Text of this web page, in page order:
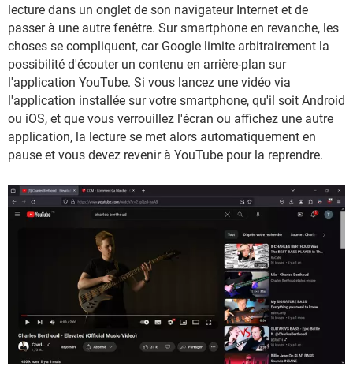
lecture dans un onglet de son navigateur Internet et de
passer à une autre fenêtre. Sur smartphone en revanche, les
choses se compliquent, car Google limite arbitrairement la
possibilité d'écouter un contenu en arrière-plan sur
l'application YouTube. Si vous lancez une vidéo via
l'application installée sur votre smartphone, qu'il soit Android
ou iOS, et que vous verrouillez l'écran ou affichez une autre
application, la lecture se met alors automatiquement en
pause et vous devez revenir à YouTube pour la reprendre.